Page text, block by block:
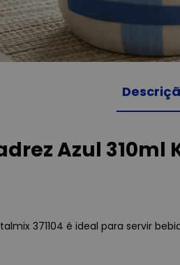
Azul 310ml
371104 é ideal para servir